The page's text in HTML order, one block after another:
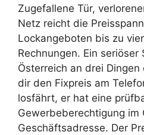
Zugefallene Tür,
Netz reicht die
Lockangeboten bis zu
Rechnungen. Ein
Österreich an drei
dir den Fixpreis am
losfährt, er hat eine
Gewerbeberechtigung im
Geschäftsadresse. Der